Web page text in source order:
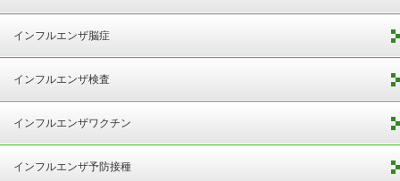
インフルエンザ脳症
インフルエンザ検査
インフルエンザワクチン
インフルエンザ予防接種